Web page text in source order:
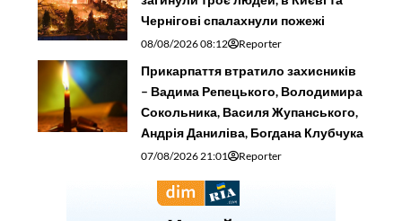
Чернігові спалахнули пожежі
08/08/2026 08:12 Reporter
Прикарпаття втратило захисників
– Вадима Репецького, Володимира
Сокольника, Василя Жупанського,
Андрія Даниліва, Богдана Клубчука
07/08/2026 21:01 Reporter